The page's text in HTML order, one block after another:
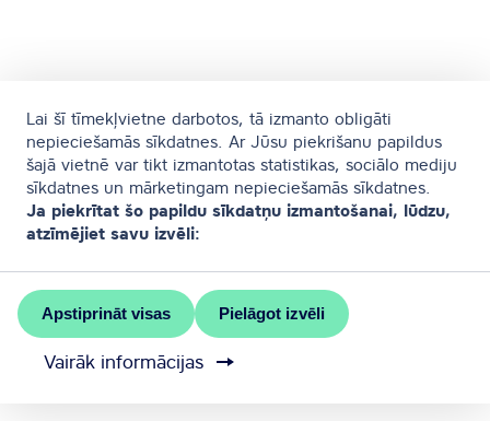
Lai šī tīmekļvietne darbotos, tā izmanto obligāti
nepieciešamās sīkdatnes. Ar Jūsu piekrišanu papildus
šajā vietnē var tikt izmantotas statistikas, sociālo mediju
sīkdatnes un mārketingam nepieciešamās sīkdatnes.
Ja piekrītat šo papildu sīkdatņu izmantošanai, lūdzu,
atzīmējiet savu izvēli:
Apstiprināt visas Pielāgot izvēli
Vairāk informācijas